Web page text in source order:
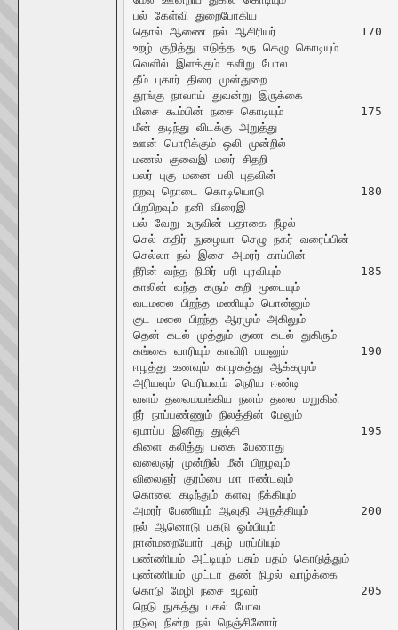
பல் கேள்வி துறைபோகிய
தொல் ஆணை நல் ஆசிரியர்		170
உறழ் குறித்து எடுத்த உரு கெழு கொடியும்
வெளில் இளக்கும் களிறு போல
தீம் புகார் திரை முன்துறை
தூங்கு நாவாய் துவன்று இருக்கை
மிசை கூம்பின் நசை கொடியும்		175
மீன் தடிந்து விடக்கு அறுத்து
ஊன் பொரிக்கும் ஒலி முன்றில்
மணல் குவைஇ மலர் சிதறி
பலர் புகு மனை பலி புதவின்
நறவு நொடை கொடியொடு		180
பிறபிறவும் நனி விரைஇ
பல் வேறு உருவின் பதாகை நீழல்
செல் கதிர் நுழையா செழு நகர் வரைப்பின்
செல்லா நல் இசை அமரர் காப்பின்
நீரின் வந்த நிமிர் பரி புரவியும்		185
காலின் வந்த கரும் கறி மூடையும்
வடமலை பிறந்த மணியும் பொன்னும்
குட மலை பிறந்த ஆரமும் அகிலும்
தென் கடல் முத்தும் குண கடல் துகிரும்
கங்கை வாரியும் காவிரி பயனும்		190
ஈழத்து உணவும் காழகத்து ஆக்கமும்
அரியவும் பெரியவும் நெரிய ஈண்டி
வளம் தலைமயங்கிய நனம் தலை மறுகின்
நீர் நாப்பண்ணும் நிலத்தின் மேலும்
ஏமாப்ப இனிது துஞ்சி			195
கிளை கலித்து பகை பேணாது
வலைஞர் முன்றில் மீன் பிறழவும்
விலைஞர் குரம்பை மா ஈண்டவும்
கொலை கடிந்தும் களவு நீக்கியும்
அமரர் பேணியும் ஆவுதி அருத்தியும்	200
நல் ஆனொடு பகடு ஓம்பியும்
நான்மறையோர் புகழ் பரப்பியும்
பண்ணியம் அட்டியும் பசும் பதம் கொடுத்தும்
புண்ணியம் முட்டா தண் நிழல் வாழ்க்கை
கொடு மேழி நசை உழவர்		205
நெடு நுகத்து பகல் போல
நடுவு நின்ற நல் நெஞ்சினோர்